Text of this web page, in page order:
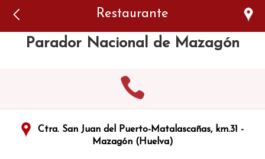
Restaurante
Parador Nacional de Mazagón
Ctra. San Juan del Puerto-Matalascañas, km.31 -
Mazagón (Huelva)
authorized to show the cookie declaration for domain group
ID 546ddaab-b478-4440-aa8a-3b0205284212. Please add it to
the domain group in the Cookiebot Manager to authorize
the domain.